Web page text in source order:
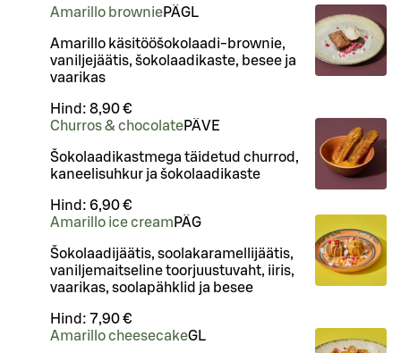
Amarillo browniePÄGL
Amarillo käsitööšokolaadi-brownie,
vaniljejäätis, šokolaadikaste, besee ja
vaarikas
Hind: 8,90 €
Churros & chocolatePÄVE
Šokolaadikastmega täidetud churrod,
kaneelisuhkur ja šokolaadikaste
Hind: 6,90 €
Amarillo ice cream PÄG
Šokolaadijäätis, soolakaramellijäätis,
vaniljemaitseline toorjuustuvaht, iiris,
vaarikas, soolapähklid ja besee
Hind: 7,90 €
Amarillo cheesecakeGL